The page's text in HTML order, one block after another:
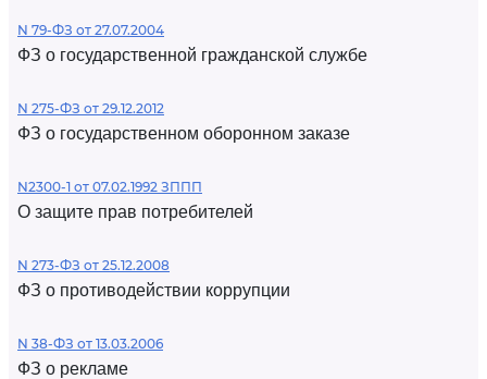
N 79-ФЗ от 27.07.2004
ФЗ о государственной гражданской службе
N 275-ФЗ от 29.12.2012
ФЗ о государственном оборонном заказе
N2300-1 от 07.02.1992 ЗППП
О защите прав потребителей
N 273-ФЗ от 25.12.2008
ФЗ о противодействии коррупции
N 38-ФЗ от 13.03.2006
ФЗ о рекламе